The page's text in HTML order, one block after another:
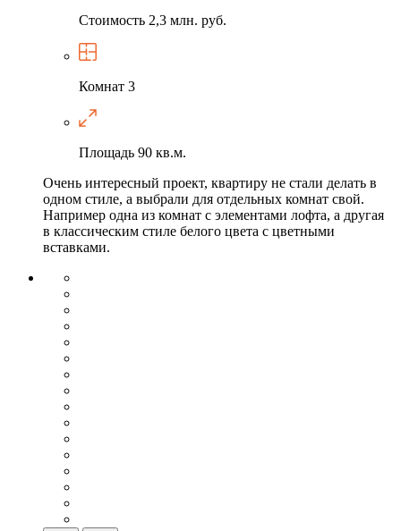
Стоимость 2,3 млн. руб.
Комнат 3
Площадь 90 кв.м.
Очень интересный проект, квартиру не стали делать в
одном стиле, а выбрали для отдельных комнат свой.
Например одна из комнат с элементами лофта, а другая
в классическим стиле белого цвета с цветными
вставками.